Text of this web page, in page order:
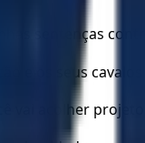
sentenças
e os seus
vai acolher